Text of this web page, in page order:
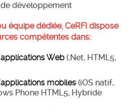
développement
équipe dédiée, CeRFI dispose
compétentes dans:
Web (.Net, HTML5,
mobiles (iOS natif,
Phone HTML5, Hybride